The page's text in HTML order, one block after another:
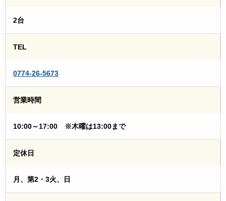
2台
TEL
0774-26-5673
営業時間
10:00～17:00 ※木曜は13:00まで
定休日
月、第2・3火、日